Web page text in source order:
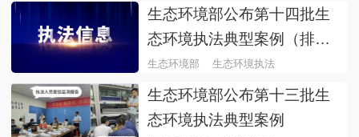
生态环境部公布第十四批生
态环境执法典型案例（排污
许可领域）
生态环境部 生态环境执法
生态环境部公布第十三批生
态环境执法典型案例